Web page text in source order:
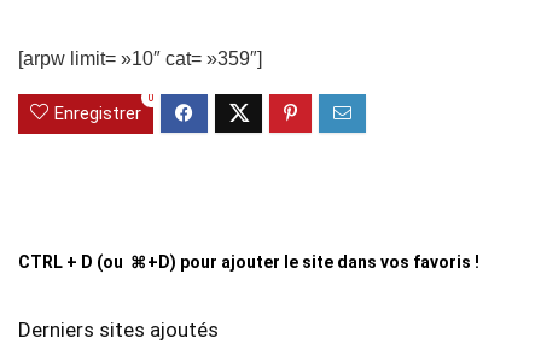
[arpw limit= »10″ cat= »359″]
Enregistrer
0
CTRL + D (ou ⌘+D) pour ajouter le site dans vos favoris !
Derniers sites ajoutés